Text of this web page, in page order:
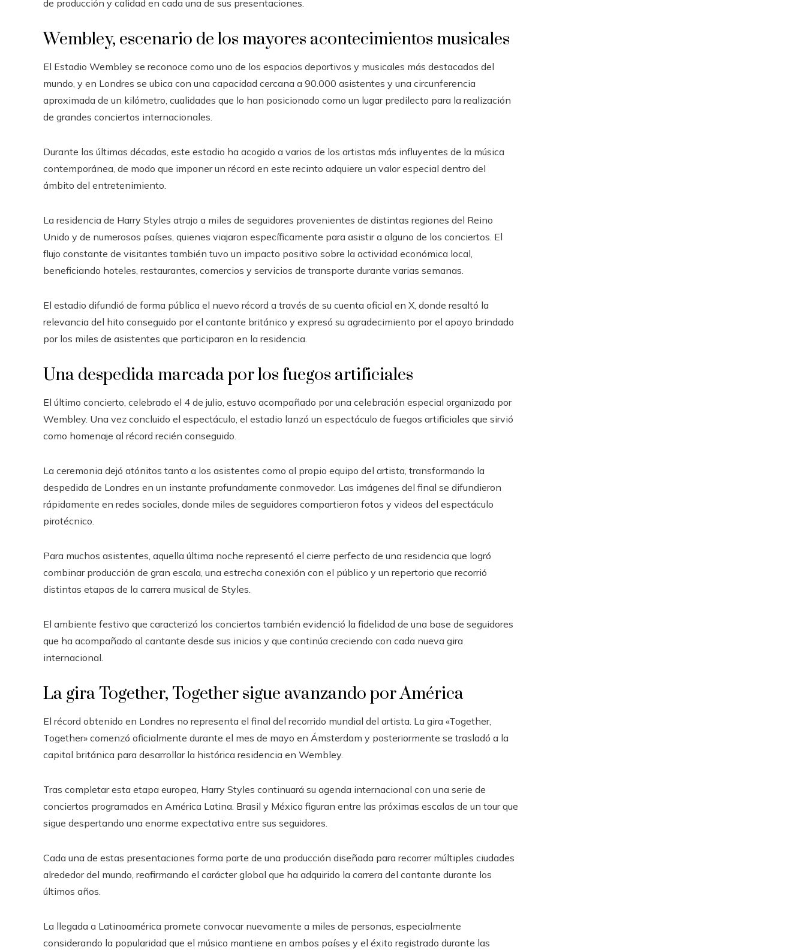
de producción y calidad en cada una de sus presentaciones.
Wembley, escenario de los mayores acontecimientos musicales
El Estadio Wembley se reconoce como uno de los espacios deportivos y musicales más destacados del
mundo, y en Londres se ubica con una capacidad cercana a 90.000 asistentes y una circunferencia
aproximada de un kilómetro, cualidades que lo han posicionado como un lugar predilecto para la realización
de grandes conciertos internacionales.
Durante las últimas décadas, este estadio ha acogido a varios de los artistas más influyentes de la música
contemporánea, de modo que imponer un récord en este recinto adquiere un valor especial dentro del
ámbito del entretenimiento.
La residencia de Harry Styles atrajo a miles de seguidores provenientes de distintas regiones del Reino
Unido y de numerosos países, quienes viajaron específicamente para asistir a alguno de los conciertos. El
flujo constante de visitantes también tuvo un impacto positivo sobre la actividad económica local,
beneficiando hoteles, restaurantes, comercios y servicios de transporte durante varias semanas.
El estadio difundió de forma pública el nuevo récord a través de su cuenta oficial en X, donde resaltó la
relevancia del hito conseguido por el cantante británico y expresó su agradecimiento por el apoyo brindado
por los miles de asistentes que participaron en la residencia.
Una despedida marcada por los fuegos artificiales
El último concierto, celebrado el 4 de julio, estuvo acompañado por una celebración especial organizada por
Wembley. Una vez concluido el espectáculo, el estadio lanzó un espectáculo de fuegos artificiales que sirvió
como homenaje al récord recién conseguido.
La ceremonia dejó atónitos tanto a los asistentes como al propio equipo del artista, transformando la
despedida de Londres en un instante profundamente conmovedor. Las imágenes del final se difundieron
rápidamente en redes sociales, donde miles de seguidores compartieron fotos y videos del espectáculo
pirotécnico.
Para muchos asistentes, aquella última noche representó el cierre perfecto de una residencia que logró
combinar producción de gran escala, una estrecha conexión con el público y un repertorio que recorrió
distintas etapas de la carrera musical de Styles.
El ambiente festivo que caracterizó los conciertos también evidenció la fidelidad de una base de seguidores
que ha acompañado al cantante desde sus inicios y que continúa creciendo con cada nueva gira
internacional.
La gira Together, Together sigue avanzando por América
El récord obtenido en Londres no representa el final del recorrido mundial del artista. La gira «Together,
Together» comenzó oficialmente durante el mes de mayo en Ámsterdam y posteriormente se trasladó a la
capital británica para desarrollar la histórica residencia en Wembley.
Tras completar esta etapa europea, Harry Styles continuará su agenda internacional con una serie de
conciertos programados en América Latina. Brasil y México figuran entre las próximas escalas de un tour que
sigue despertando una enorme expectativa entre sus seguidores.
Cada una de estas presentaciones forma parte de una producción diseñada para recorrer múltiples ciudades
alrededor del mundo, reafirmando el carácter global que ha adquirido la carrera del cantante durante los
últimos años.
La llegada a Latinoamérica promete convocar nuevamente a miles de personas, especialmente
considerando la popularidad que el músico mantiene en ambos países y el éxito registrado durante las